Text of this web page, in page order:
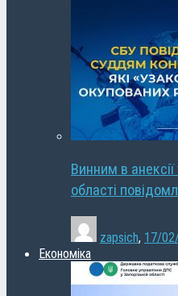
Винним в анексії
області
zapsich, 17/
Економіка